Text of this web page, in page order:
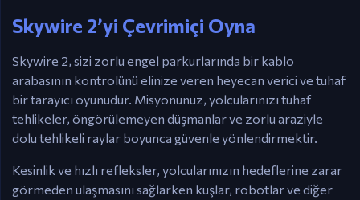
Skywire 2’yi Çevrimiçi Oyna
Skywire 2, sizi zorlu engel parkurlarında bir kablo
arabasının kontrolünü elinize veren heyecan verici ve tuhaf
bir tarayıcı oyunudur. Misyonunuz, yolcularınızı tuhaf
tehlikeler, öngörülemeyen düşmanlar ve zorlu araziyle
dolu tehlikeli raylar boyunca güvenle yönlendirmektir.
Kesinlik ve hızlı refleksler, yolcularınızın hedeflerine zarar
görmeden ulaşmasını sağlarken kuşlar, robotlar ve diğer